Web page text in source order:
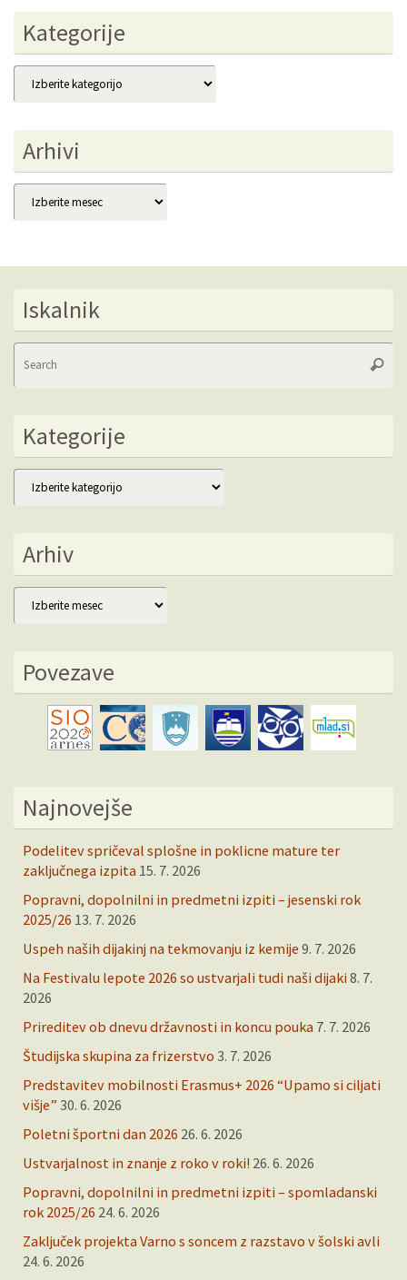
Kategorije
Kategorije
Arhivi
Arhivi
Iskalnik
Kategorije
Kategorije
Arhiv
Arhiv
Povezave
Najnovejše
Podelitev spričeval splošne in poklicne mature ter
zaključnega izpita 15. 7. 2026
Popravni, dopolnilni in predmetni izpiti – jesenski rok
2025/26 13. 7. 2026
Uspeh naših dijakinj na tekmovanju iz kemije 9. 7. 2026
Na Festivalu lepote 2026 so ustvarjali tudi naši dijaki 8. 7.
2026
Prireditev ob dnevu državnosti in koncu pouka 7. 7. 2026
Študijska skupina za frizerstvo 3. 7. 2026
Predstavitev mobilnosti Erasmus+ 2026 “Upamo si ciljati
višje” 30. 6. 2026
Poletni športni dan 2026 26. 6. 2026
Ustvarjalnost in znanje z roko v roki! 26. 6. 2026
Popravni, dopolnilni in predmetni izpiti – spomladanski
rok 2025/26 24. 6. 2026
Zaključek projekta Varno s soncem z razstavo v šolski avli
24. 6. 2026